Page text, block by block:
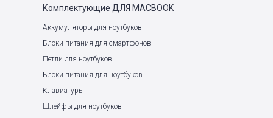
Комплектующие ДЛЯ MACBOOK
Аккумуляторы для ноутбуков
Блоки питания для смартфонов
Петли для ноутбуков
Блоки питания для ноутбуков
Клавиатуры
Шлейфы для ноутбуков